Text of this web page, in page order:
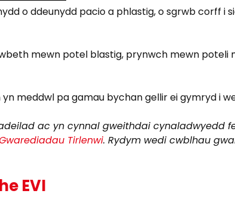
o ddeunydd pacio a phlastig, o sgrwb corff i
mewn potel blastig, prynwch mewn
meddwl pa gamau bychan gellir ei gymryd i
ac yn cynnal gweithdai cynaladwyedd
Tirlenwi. Rydym wedi cwblhau
EVI